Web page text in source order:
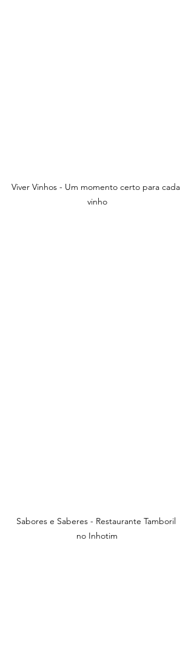
Viver Vinhos - Um momento certo para cada
vinho
Sabores e Saberes - Restaurante Tamboril
no Inhotim